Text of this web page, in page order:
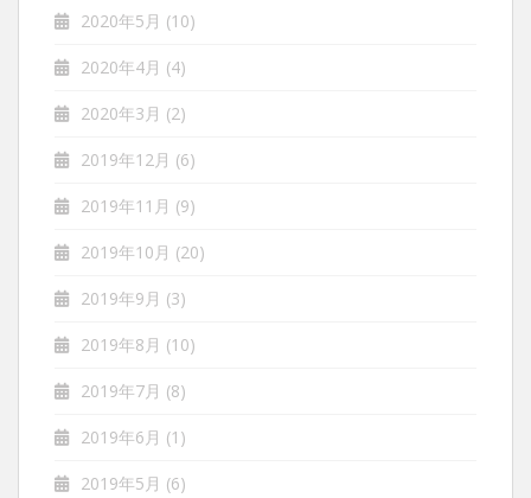
2020年5月 (10)
2020年4月 (4)
2020年3月 (2)
2019年12月 (6)
2019年11月 (9)
2019年10月 (20)
2019年9月 (3)
2019年8月 (10)
2019年7月 (8)
2019年6月 (1)
2019年5月 (6)